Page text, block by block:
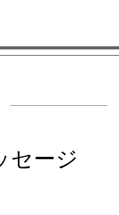
セージ